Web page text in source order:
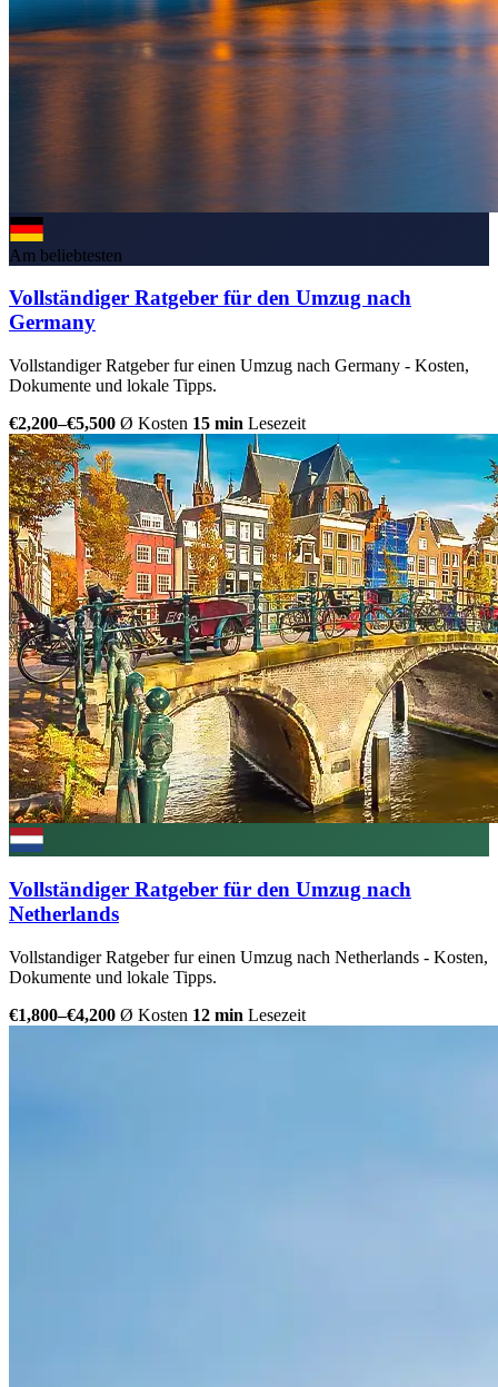
Am beliebtesten
Vollständiger Ratgeber für den Umzug nach
Germany
Vollstandiger Ratgeber fur einen Umzug nach Germany - Kosten,
Dokumente und lokale Tipps.
€2,200–€5,500 Ø Kosten 15 min Lesezeit
Vollständiger Ratgeber für den Umzug nach
Netherlands
Vollstandiger Ratgeber fur einen Umzug nach Netherlands - Kosten,
Dokumente und lokale Tipps.
€1,800–€4,200 Ø Kosten 12 min Lesezeit